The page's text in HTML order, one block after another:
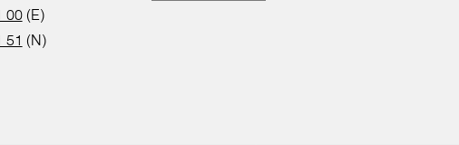
00(E)
51 (N)